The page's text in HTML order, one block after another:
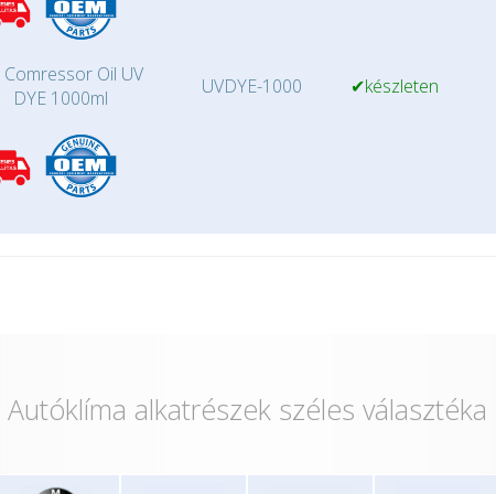
Comressor Oil UV
DYE 1000ml
UVDYE-1000 ✔készleten
Autóklíma alkatrészek széles választéka